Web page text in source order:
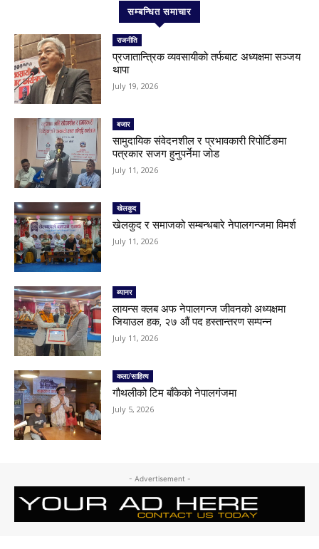
सम्बन्धित समाचार
राजनीति
प्रजातान्त्रिक व्यवसायीको तर्फबाट अध्यक्षमा सञ्जय
थापा
July 19, 2026
बजार
सामुदायिक संवेदनशील र प्रभावकारी रिपोर्टिङमा
पत्रकार सजग हुनुपर्नेमा जोड
July 11, 2026
खेलकुद
खेलकुद र समाजको सम्बन्धबारे नेपालगन्जमा विमर्श
July 11, 2026
ब्यानर
लायन्स क्लब अफ नेपालगन्ज जीवनको अध्यक्षमा
जियाउल हक, २७ औं पद हस्तान्तरण सम्पन्न
July 11, 2026
कला/साहित्य
गौथलीको टिम बाँकेको नेपालगंजमा
July 5, 2026
- Advertisement -